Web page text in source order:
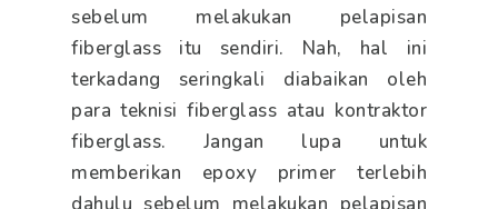
sebelum melakukan pelapisan
fiberglass itu sendiri. Nah, hal ini
terkadang seringkali diabaikan oleh
para teknisi fiberglass atau kontraktor
fiberglass. Jangan lupa untuk
memberikan epoxy primer terlebih
dahulu sebelum melakukan pelapisan